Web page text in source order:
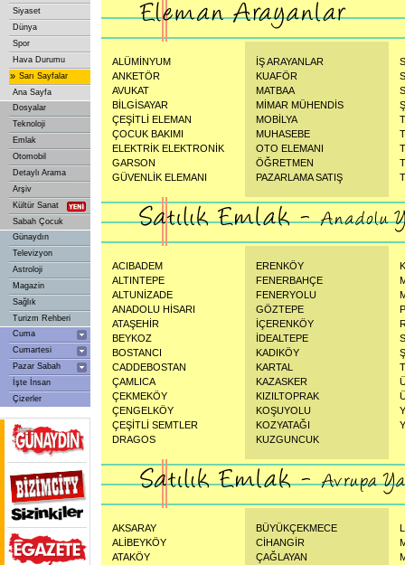
Siyaset
Dünya
Spor
Hava Durumu
» Sarı Sayfalar
Ana Sayfa
Dosyalar
Teknoloji
Emlak
Otomobil
Detaylı Arama
Arşiv
Kültür Sanat
Sabah Çocuk
Günaydın
Televizyon
Astroloji
Magazin
Sağlık
Turizm Rehberi
Cuma
Cumartesi
Pazar Sabah
İşte İnsan
Çizerler
ALÜMİNYUM
ANKETÖR
AVUKAT
BİLGİSAYAR
ÇEŞİTLİ ELEMAN
ÇOCUK BAKIMI
ELEKTRİK ELEKTRONİK
GARSON
GÜVENLİK ELEMANI
İŞ ARAYANLAR
KUAFÖR
MATBAA
MİMAR MÜHENDİS
MOBİLYA
MUHASEBE
OTO ELEMANI
ÖĞRETMEN
PAZARLAMA SATIŞ
ACIBADEM
ALTINTEPE
ALTUNİZADE
ANADOLU HİSARI
ATAŞEHİR
BEYKOZ
BOSTANCI
CADDEBOSTAN
ÇAMLICA
ÇEKMEKÖY
ÇENGELKÖY
ÇEŞİTLİ SEMTLER
DRAGOS
ERENKÖY
FENERBAHÇE
FENERYOLU
GÖZTEPE
İÇERENKÖY
İDEALTEPE
KADIKÖY
KARTAL
KAZASKER
KIZILTOPRAK
KOŞUYOLU
KOZYATAĞI
KUZGUNCUK
AKSARAY
ALİBEYKÖY
ATAKÖY
BÜYÜKÇEKMECE
CİHANGİR
ÇAĞLAYAN